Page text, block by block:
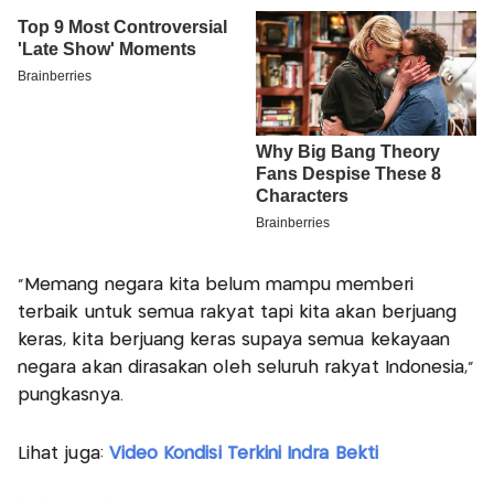
“Memang negara kita belum mampu memberi
terbaik untuk semua rakyat tapi kita akan berjuang
keras, kita berjuang keras supaya semua kekayaan
negara akan dirasakan oleh seluruh rakyat Indonesia,”
pungkasnya.
Lihat juga: Video Kondisi Terkini Indra Bekti